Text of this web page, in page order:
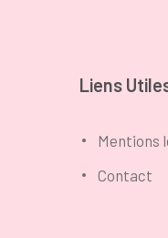
Liens
Mentions
Contact